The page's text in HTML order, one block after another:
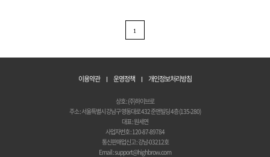
1
이용약관 운영정책 개인정보처리방침
상호 : (주)하이브로
주소 : 서울특별시 강남구 영동대로 432 준앤빌딩 4층 (135-280)
대표 : 원세연
사업자번호 : 120-87-89784
통신판매업신고 : 강남-03212호
Email : support@highbrow.com